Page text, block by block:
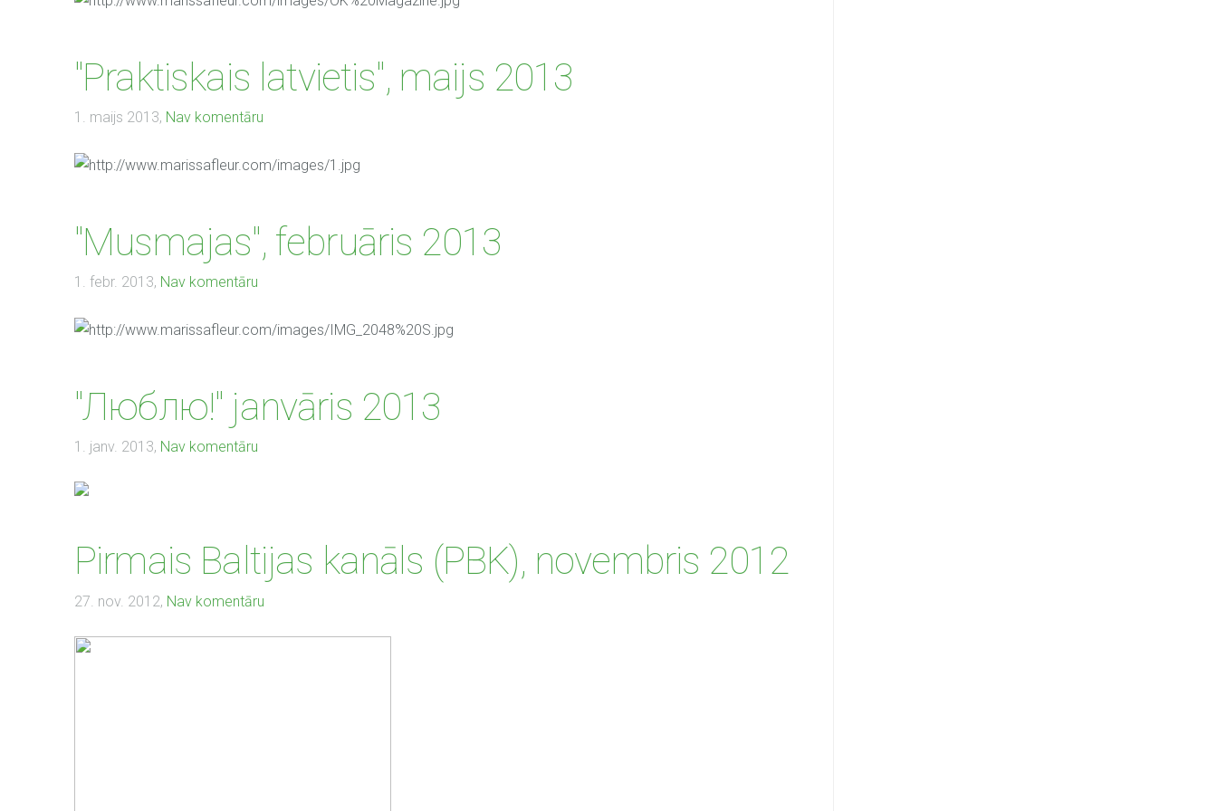
"Praktiskais latvietis", maijs 2013
1. maijs 2013, Nav komentāru
"Musmajas", februāris 2013
1. febr. 2013, Nav komentāru
"Люблю!" janvāris 2013
1. janv. 2013, Nav komentāru
Pirmais Baltijas kanāls (PBK), novembris 2012
27. nov. 2012, Nav komentāru